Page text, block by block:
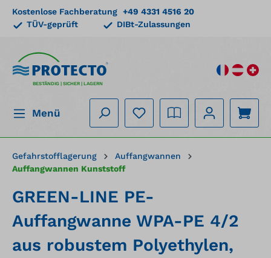
springen
Kostenlose Fachberatung +49 4331 4516 20
TÜV-geprüft
DIBt-Zulassungen
BESTÄNDIG | SICHER | LAGERN
Menü
Gefahrstofflagerung
Auffangwannen
Auffangwannen Kunststoff
GREEN-LINE PE-
Auffangwanne WPA-PE 4/2
aus robustem Polyethylen,